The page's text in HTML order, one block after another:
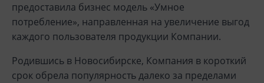
предоставила бизнес модель «Умное
потребление», направленная на увеличение выгод
каждого пользователя продукции Компании.
Родившись в Новосибирске, Компания в короткий
срок обрела популярность далеко за пределами